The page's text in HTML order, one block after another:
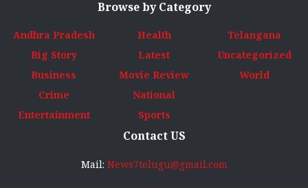
Browse by Category
Andhra Pradesh
Big Story
Business
Crime
Entertainment
Health
Latest
Movie Review
National
Sports
Telangana
Uncategorized
World
Contact US
Mail: News7telugu@gmail.com